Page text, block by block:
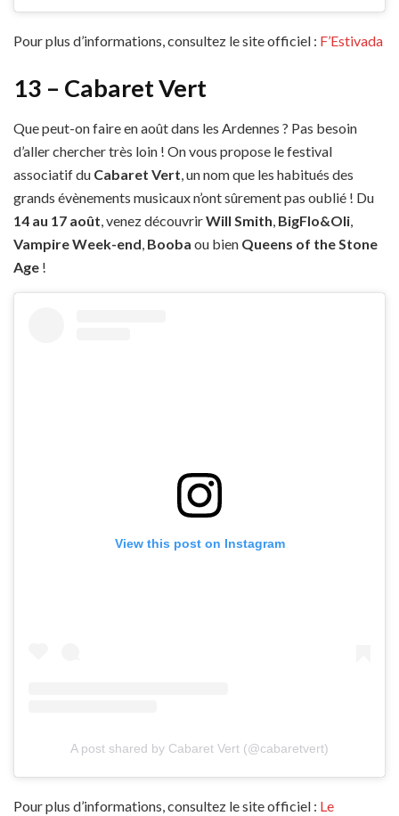
Pour plus d’informations, consultez le site officiel : F’Estivada
13 – Cabaret Vert
Que peut-on faire en août dans les Ardennes ? Pas besoin
d’aller chercher très loin ! On vous propose le festival
associatif du Cabaret Vert, un nom que les habitués des
grands évènements musicaux n’ont sûrement pas oublié ! Du
14 au 17 août, venez découvrirWill Smith, BigFlo&Oli,
Vampire Week-end, Booba ou bien Queens of the Stone
Age !
View this post on Instagram
A post shared by Cabaret Vert (@cabaretvert)
Pour plus d’informations, consultez le site officiel : Le